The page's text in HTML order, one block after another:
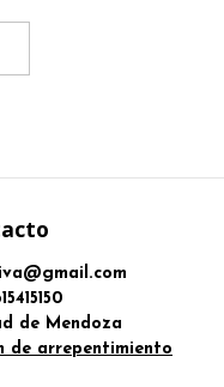
de Mendoza
de arrepentimiento